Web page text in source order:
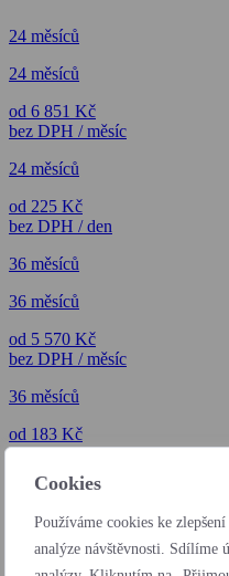
Cookies
Používáme cookies ke
analýze návštěvnosti. Sdílíme
24 měsíců
24 měsíců
od 6 851 Kč
bez DPH / měsíc
24 měsíců
od 225 Kč
bez DPH / den
36 měsíců
36 měsíců
od 5 570 Kč
bez DPH / měsíc
36 měsíců
od 183 Kč
bez DPH / den